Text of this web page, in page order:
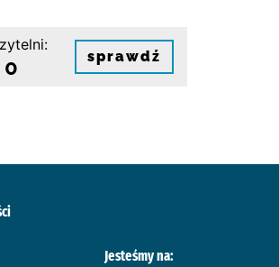
0 sprawdź
Jesteśmy na: